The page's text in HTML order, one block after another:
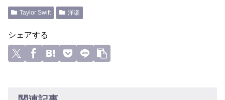
Taylor Swift 洋楽
シェアする